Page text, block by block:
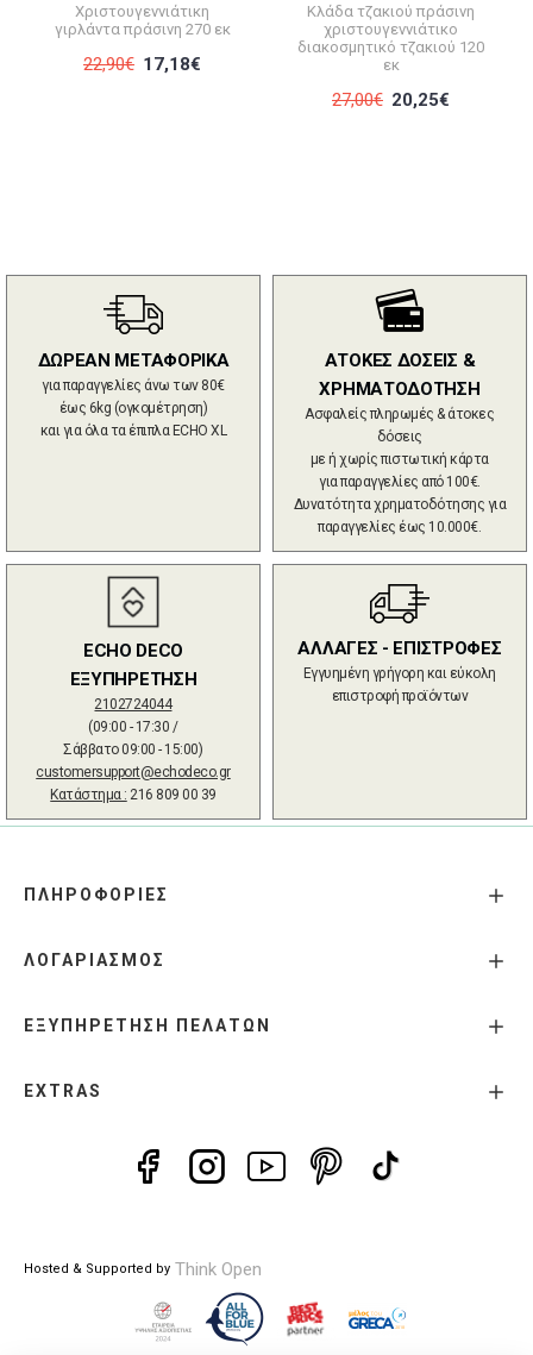
Χριστουγεννιάτικη
γιρλάντα πράσινη 270 εκ
22,90€ 17,18€
Κλάδα τζακιού πράσινη
χριστουγεννιάτικο
διακοσμητικό τζακιού 120
εκ
27,00€ 20,25€
ΔΩΡΕΑΝ ΜΕΤΑΦΟΡΙΚΑ
για παραγγελίες άνω των 80€
έως 6kg (ογκομέτρηση)
και για όλα τα έπιπλα ECHO XL
ΑΤΟΚΕΣ ΔΟΣΕΙΣ &
ΧΡΗΜΑΤΟΔΟΤΗΣΗ
Ασφαλείς πληρωμές & άτοκες
δόσεις
με ή χωρίς πιστωτική κάρτα
για παραγγελίες από 100€.
Δυνατότητα χρηματοδότησης για
παραγγελίες έως 10.000€.
ECHO DECO
ΕΞΥΠΗΡΕΤΗΣΗ
2102724044
(09:00 - 17:30 /
Σάββατο 09:00 - 15:00)
customersupport@echodeco.gr
Κατάστημα : 216 809 00 39
ΑΛΛΑΓΕΣ - ΕΠΙΣΤΡΟΦΕΣ
Εγγυημένη γρήγορη και εύκολη
επιστροφή προϊόντων
ΠΛΗΡΟΦΟΡΙΕΣ
ΛΟΓΑΡΙΑΣΜΟΣ
ΕΞΥΠΗΡΕΤΗΣΗ ΠΕΛΑΤΩΝ
EXTRAS
Hosted & Supported by Think Open